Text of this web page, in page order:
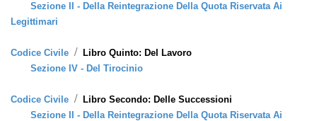
Sezione II - Della Reintegrazione Della Quota Riservata Ai
Legittimari
Codice Civile / Libro Quinto: Del Lavoro
Sezione IV - Del Tirocinio
Codice Civile / Libro Secondo: Delle Successioni
Sezione II - Della Reintegrazione Della Quota Riservata Ai